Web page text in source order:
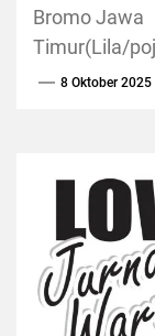
Bromo Jawa
Timur(Lila/
8 Oktober 2025